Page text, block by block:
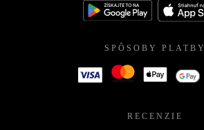
SPÔSOBY PLATBY
RECENZIE